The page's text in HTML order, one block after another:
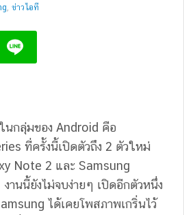
, ข่าวไอที
นกลุ่มของ Android คือ
ที่ครั้งนี้เปิดตัวถึง 2 ตัวใหม่
Note 2 และ Samsung
านนี้ยังไม่จบง่ายๆ เปิดอีกตัวหนึ่ง
ได้เคยโพสภาพเกริ่นไว้